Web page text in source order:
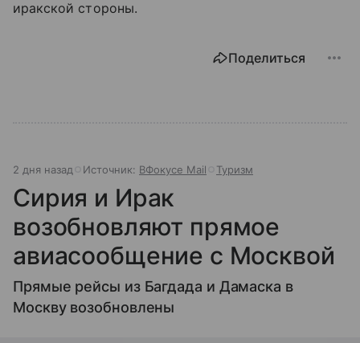
иракской стороны.
Поделиться
2 дня назад Источник: ВФокусе Mail Туризм
Сирия и Ирак
возобновляют прямое
авиасообщение с Москвой
Прямые рейсы из Багдада и Дамаска в
Москву возобновлены